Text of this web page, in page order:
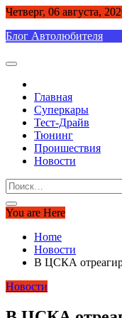
Skip
content
Четверг, 06 августа,
Блог Автолюбителя
Главная
Суперкары
Тест-Драйв
Тюнинг
Проишествия
Новости
Найти:
You are Here
Home
Новости
В ЦСКА
Новости